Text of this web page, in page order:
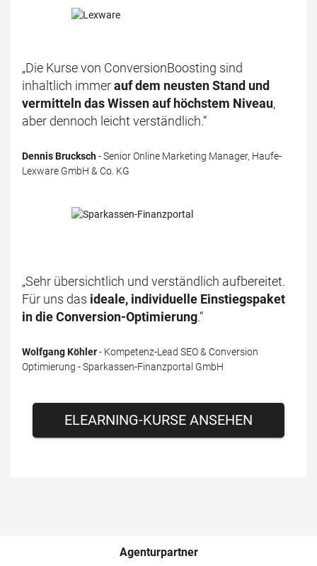
„Die Kurse von ConversionBoosting sind
inhaltlich immer auf dem neusten Stand und
vermitteln das Wissen auf höchstem Niveau,
aber dennoch leicht verständlich.“
Dennis Brucksch- Senior Online Marketing Manager, Haufe-
Lexware GmbH & Co. KG
„Sehr übersichtlich und verständlich aufbereitet.
Für uns das ideale, individuelle Einstiegspaket
in die Conversion-Optimierung.“
Wolfgang Köhler- Kompetenz-Lead SEO & Conversion
Optimierung - Sparkassen-Finanzportal GmbH
ELEARNING-KURSE ANSEHEN
Agenturpartner